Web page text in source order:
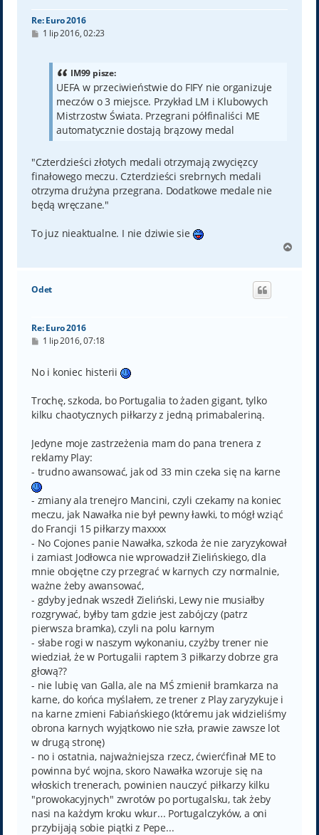
Re: Euro 2016
P1 lip 2016, 02:23
IM99 pisze:
UEFA w przeciwieństwie do FIFY nie organizuje
meczów o 3 miejsce. Przykład LM i Klubowych
Mistrzostw Świata. Przegrani półfinaliści ME
automatycznie dostają brązowy medal
"Czterdzieści złotych medali otrzymają zwycięzcy
finałowego meczu. Czterdzieści srebrnych medali
otrzyma drużyna przegrana. Dodatkowe medale nie
będą wręczane."
To juz nieaktualne. I nie dziwie sie
g
Odet
Re: Euro 2016
P
t
1 lip 2016, 07:18
No i koniec histerii
Trochę, szkoda, bo Portugalia to żaden gigant, tylko
kilku chaotycznych piłkarzy z jedną primabaleriną.
Jedyne moje zastrzeżenia mam do pana trenera z
reklamy Play:
- trudno awansować, jak od 33 min czeka się na karne
- zmiany ala trenejro Mancini, czyli czekamy na koniec
meczu, jak Nawałka nie był pewny ławki, to mógł wziąć
do Francji 15 piłkarzy maxxxx
- No Cojones panie Nawałka, szkoda że nie zaryzykował
i zamiast Jodłowca nie wprowadził Zielińskiego, dla
mnie obojętne czy przegrać w karnych czy normalnie,
ważne żeby awansować,
- gdyby jednak wszedł Zieliński, Lewy nie musiałby
rozgrywać, byłby tam gdzie jest zabójczy (patrz
pierwsza bramka), czyli na polu karnym
- słabe rogi w naszym wykonaniu, czyżby trener nie
wiedział, że w Portugalii raptem 3 piłkarzy dobrze gra
głową??
- nie lubię van Galla, ale na MŚ zmienił bramkarza na
karne, do końca myślałem, ze trener z Play zaryzykuje i
na karne zmieni Fabiańskiego (któremu jak widzieliśmy
obrona karnych wyjątkowo nie szła, prawie zawsze lot
w drugą stronę)
- no i ostatnia, najważniejsza rzecz, ćwierćfinał ME to
powinna być wojna, skoro Nawałka wzoruje się na
włoskich trenerach, powinien nauczyć piłkarzy kilku
"prowokacyjnych" zwrotów po portugalsku, tak żeby
nasi na każdym kroku wkur... Portugalczyków, a oni
przybijają sobie piątki z Pepe...